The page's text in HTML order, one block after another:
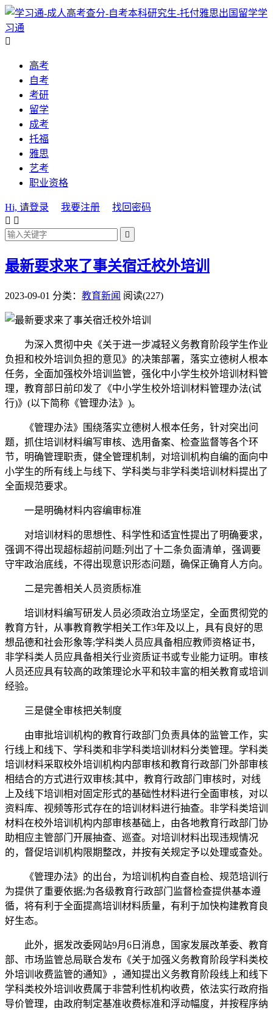
学
习通

高考
自考
考研
留学
成考
托福
雅思
艺考
职业资格
Hi, 请登录 我要注册
找回密码
 

最新要求来了事关宿迁校外培训
2023-09-01 分类： 教育新闻 阅读(227)
为深入贯彻中央《关于进一步减轻义务教育阶段学生作业
负担和校外培训负担的意见》的决策部署，落实立德树人根本
任务，全面加强校外培训监管，强化中小学生校外培训材料管
理，教育部日前印发了《中小学生校外培训材料管理办法(试
行)》(以下简称《管理办法》)。
《管理办法》围绕落实立德树人根本任务，针对突出问
题，抓住培训材料编写审核、选用备案、检查监督等各个环
节，明确管理职责，健全管理机制，对培训机构自编的面向中
小学生的所有线上与线下、学科类与非学科类培训材料提出了
全面规范要求。
一是明确材料内容编审标准
对培训材料的思想性、科学性和适宜性提出了明确要求，
强调不得出现超标超前问题;列出了十二条负面清单，强调要
守牢政治底线，不得出现意识形态问题，确保正确育人方向。
二是完善相关人员资质标准
培训材料编写研发人员必须政治立场坚定，全面贯彻党的
教育方针，从事教育教学相关工作3年及以上，具有良好的思
想品德和社会形象等;学科类人员应具备相应教师资格证书，
非学科类人员应具备相关行业资质证书或专业能力证明。审核
人员还应具有较高的政策理论水平和较丰富的相关教育或培训
经验。
三是健全审核把关制度
由审批培训机构的教育行政部门负责具体的监管工作，实
行线上和线下、学科类和非学科类培训材料分类管理。学科类
培训材料采取校外培训机构内部审核和教育行政部门外部审核
相结合的方式进行双审核;其中，教育行政部门审核时，对线
上及线下培训相对固定形式的基础性材料进行全面审核，对以
资料库、视频等形式存在的培训材料进行抽查。非学科类培训
材料在校外培训机构内部审核基础上，由各地教育行政部门协
助相应主管部门开展抽查、巡查。对培训材料出现违规情况
的，督促培训机构限期整改，并按有关规定予以处理或查处。
《管理办法》的出台，为培训机构自查自检、规范培训行
为提供了重要依据;为各级教育行政部门监督检查提供基本遵
循，将有利于全面提高培训材料质量，有利于加快构建教育良
好生态。
此外，据发改委网站9月6日消息，国家发展改革委、教育
部、市场监管总局联合发布《关于加强义务教育阶段学科类校
外培训收费监管的通知》，通知提出义务教育阶段线上和线下
学科类校外培训收费属于非营利性机构收费，依法实行政府指
导价管理，由政府制定基准收费标准和浮动幅度，并按程序纳